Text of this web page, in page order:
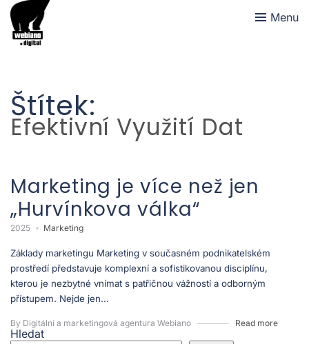
Menu
Štítek:
Efektivní Využití Dat
Marketing je více než jen
„Hurvínkova válka“
2025 Marketing
Základy marketingu Marketing v současném podnikatelském
prostředí představuje komplexní a sofistikovanou disciplínu,
kterou je nezbytné vnímat s patřičnou vážností a odborným
přístupem. Nejde jen...
By Digitální a marketingová agentura Webiano Read more
Hledat